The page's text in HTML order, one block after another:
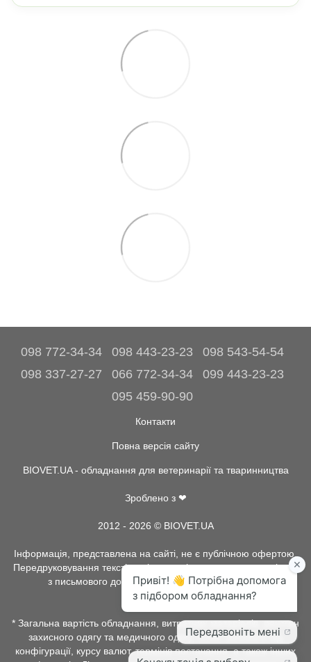
098 772-34-34 098 443-23-23
098 543-54-54
098 337-27-27
066 772-34-34
099 443-23-23
095 459-90-90
Контакти
Повна версія сайту
BIOVET.UA - обладнання для ветеринарії та тваринництва
Зроблено з ❤
2012 - 2026 © BIOVET.UA
Інформація, представлена на сайті, не є публічною офертою.
Передруковування текстів та інше копіювання, можливо тільки
з письмового дозволу адміністрації BIOVET.UA.
* Загальна вартість обладнання, витратних матеріалів, рентген
захисного одягу та медичного одягу, може залежати від
конфігурації, курсу валют, термінів постачання, а також інших